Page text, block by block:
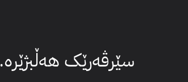
سێرڤەرێک هەڵبژێرە.